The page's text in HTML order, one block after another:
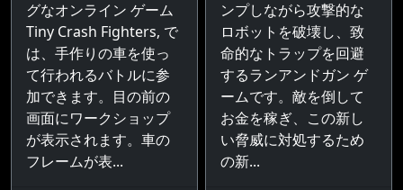
グなオンライン ゲーム
Tiny Crash Fighters, で
は、手作りの車を使っ
て行われるバトルに参
加できます。目の前の
画面にワークショップ
が表示されます。車の
フレームが表...
ンプしながら攻撃的な
ロボットを破壊し、致
命的なトラップを回避
するランアンドガン ゲ
ームです。敵を倒して
お金を稼ぎ、この新し
い脅威に対処するため
の新...